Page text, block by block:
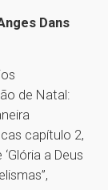
Dans
de Natal:
capítulo 2,
a Deus